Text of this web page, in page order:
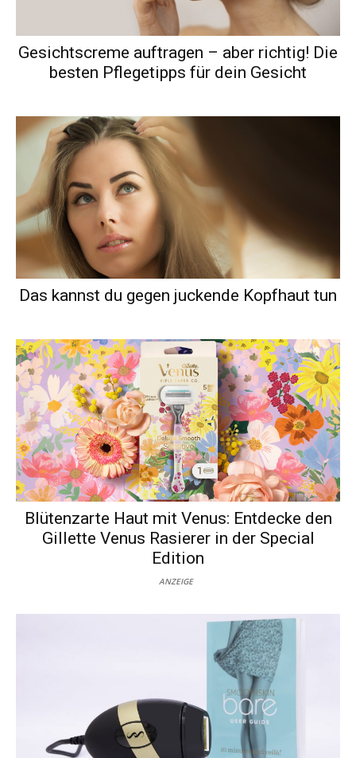
Gesichtscreme auftragen – aber richtig! Die
besten Pflegetipps für dein Gesicht
Das kannst du gegen juckende Kopfhaut tun
Blütenzarte Haut mit Venus: Entdecke den
Gillette Venus Rasierer in der Special
Edition
ANZEIGE